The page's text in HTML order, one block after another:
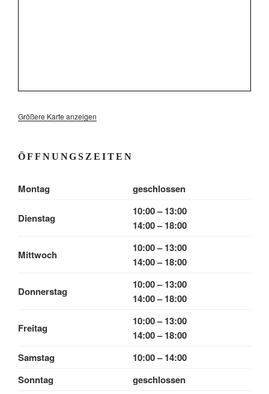
Größere Karte anzeigen
ÖFFNUNGSZEITEN
Montag geschlossen
Dienstag
10:00 – 13:00
14:00 – 18:00
Mittwoch
10:00 – 13:00
14:00 – 18:00
Donnerstag
10:00 – 13:00
14:00 – 18:00
Freitag
10:00 – 13:00
14:00 – 18:00
Samstag
10:00 – 14:00
Sonntag
geschlossen